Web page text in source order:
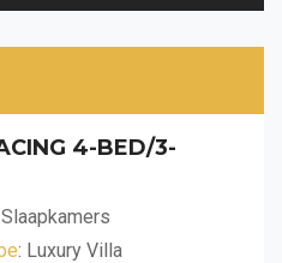
4-BED/3-
: Luxury Villa